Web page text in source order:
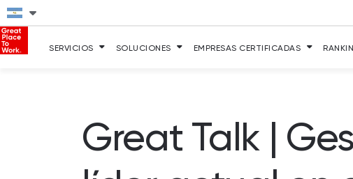
SERVICIOS SOLUCIONES EMPRESAS CERTIFICADAS
Great Talk |